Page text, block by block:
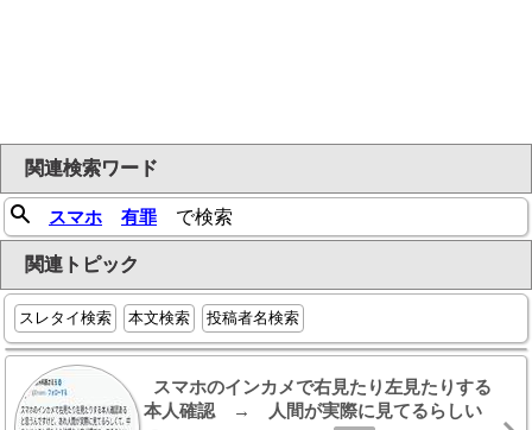
関連検索ワード
スマホ 有罪 で検索
関連トピック
スレタイ検索 本文検索 投稿者名検索
スマホのインカメで右見たり左見たりする
本人確認 → 人間が実際に見てるらしい